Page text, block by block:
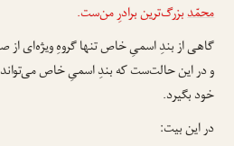
محمّدبزرگ‌ترین برادرِ من‌ست.
گاهی از بندِ اسمیِ خاص تنها گروهِ ویژه‌ای
و در این حالت‌ست که بندِ اسمیِ خاص
خود بگیرد.
در این بیت: